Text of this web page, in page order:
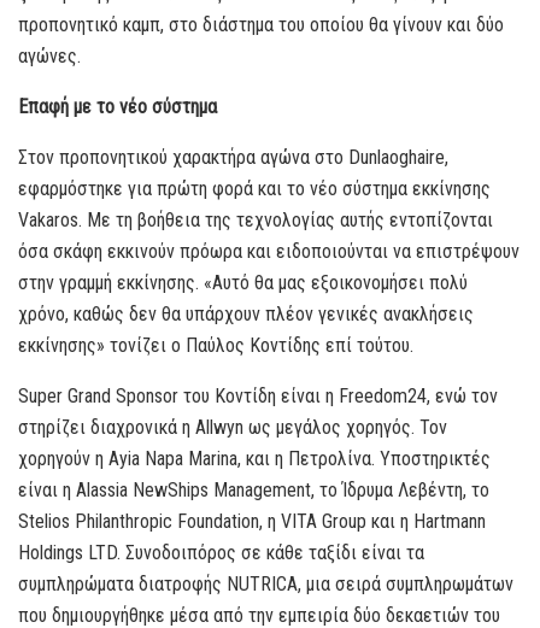
προπονητικό καμπ, στο διάστημα του οποίου θα γίνουν και δύο
αγώνες.
Επαφή με το νέο σύστημα
Στον προπονητικού χαρακτήρα αγώνα στο Dunlaoghaire,
εφαρμόστηκε για πρώτη φορά και το νέο σύστημα εκκίνησης
Vakaros. Με τη βοήθεια της τεχνολογίας αυτής εντοπίζονται
όσα σκάφη εκκινούν πρόωρα και ειδοποιούνται να επιστρέψουν
στην γραμμή εκκίνησης. «Αυτό θα μας εξοικονομήσει πολύ
χρόνο, καθώς δεν θα υπάρχουν πλέον γενικές ανακλήσεις
εκκίνησης» τονίζει ο Παύλος Κοντίδης επί τούτου.
Super Grand Sponsor του Κοντίδη είναι η Freedom24, ενώ τον
στηρίζει διαχρονικά η Allwyn ως μεγάλος χορηγός. Τον
χορηγούν η Ayia Napa Marina, και η Πετρολίνα. Υποστηρικτές
είναι η Alassia NewShips Management, το Ίδρυμα Λεβέντη, το
Stelios Philanthropic Foundation, η VITA Group και η Hartmann
Holdings LTD. Συνοδοιπόρος σε κάθε ταξίδι είναι τα
συμπληρώματα διατροφής NUTRICA, μια σειρά συμπληρωμάτων
που δημιουργήθηκε μέσα από την εμπειρία δύο δεκαετιών του